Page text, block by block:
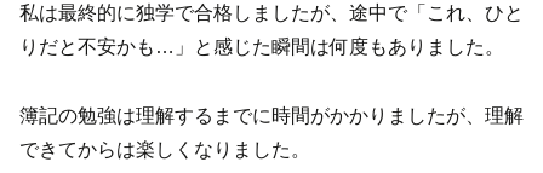
私は最終的に独学で合格しましたが、途中で「これ、ひと
りだと不安かも…」と感じた瞬間は何度もありました。
簿記の勉強は理解するまでに時間がかかりましたが、理解
できてからは楽しくなりました。